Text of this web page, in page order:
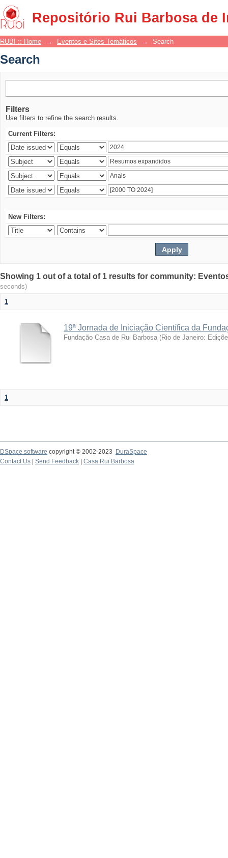
Repositório Rui Barbosa de
Search
RUBI :: Home → Eventos e Sites Temáticos → Search
Search
Filters
Use filters to refine the search results.
Current Filters:
New Filters:
Showing 1 out of a total of 1 results for community:
seconds)
1
19ª Jornada de Iniciação Científica da
Fundação Casa de Rui Barbosa (Rio de Janeiro:
1
DSpace software copyright © 2002-2023
DuraSpace
Contact Us
Send Feedback Casa Rui Barbosa